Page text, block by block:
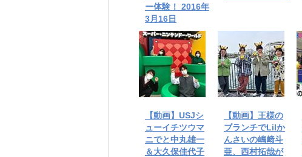
ー体験！ 2016年
3月16日
【動画】USJシ
ューイチツウマ
ニでと中丸雄一
＆大久保佳代子
【動画】王様の
ブランチでLilか
んさいの嶋﨑斗
亜、西村拓哉が